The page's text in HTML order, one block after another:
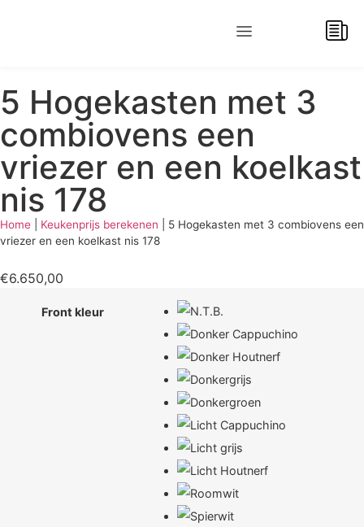
5 Hogekasten met 3
combiovens een
vriezer en een koelkast
nis 178
Home Keukenprijs berekenen
5 Hogekasten met 3 combiovens een
vriezer en een koelkast nis 178
€6.650,00
Front kleur